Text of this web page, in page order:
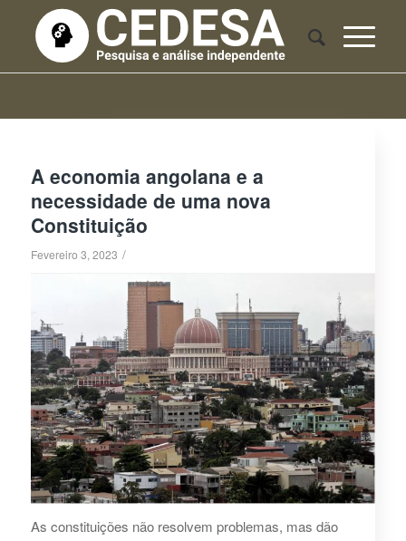
A economia angolana e a
necessidade de uma nova
Constituição
Fevereiro 3, 2023 /
As constituições não resolvem problemas, mas dão